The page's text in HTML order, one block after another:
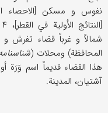
نفوس و مسکن [الاحصاء
[النتائج الأولیة في القطر]، ۴ (
شمالاً و غرباً قضاء تفرش
المحافظة) ومحلات (
هذا القضاء قدیماً اسم وَرَة
آشتیان، المدینة.